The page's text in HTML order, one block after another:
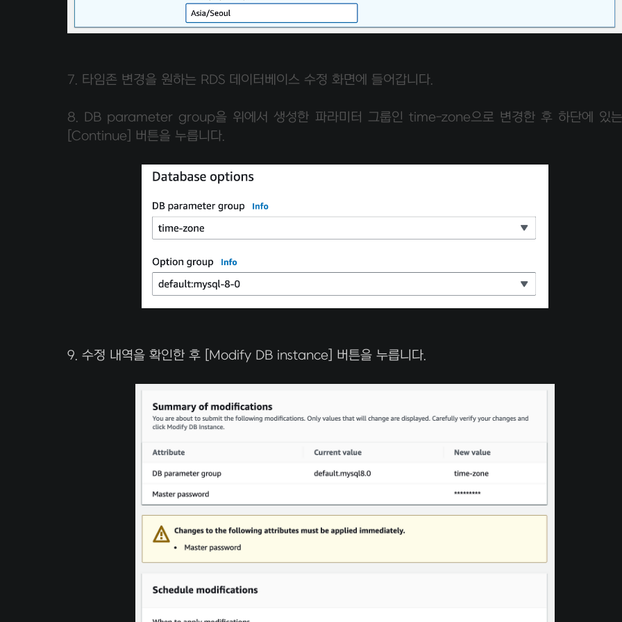
7. 타임존 변경을 원하는 RDS 데이터베이스 수정 화면에 들어갑니다.
8. DB parameter group을 위에서 생성한 파라미터 그룹인 time-zone으로 변경한 후 하단에 있는
[Continue] 버튼을 누릅니다.
9. 수정 내역을 확인한 후 [Modify DB instance] 버튼을 누릅니다.